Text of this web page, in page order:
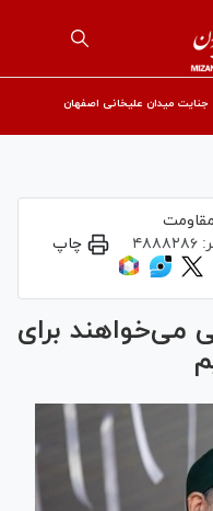
جنایت میدان علیخانی اصفهان
۴۸۸۸۲۸۶ چاپ
می‌خواهند برای